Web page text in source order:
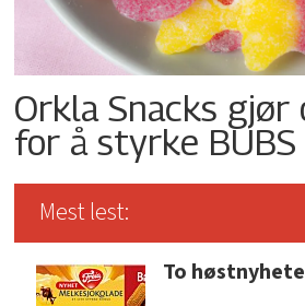
Orkla Snacks gjør
for å styrke BUBS
Mest lest:
To